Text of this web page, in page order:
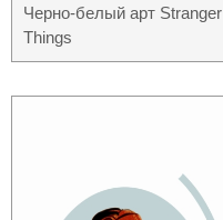
Черно-белый арт Stranger
Things